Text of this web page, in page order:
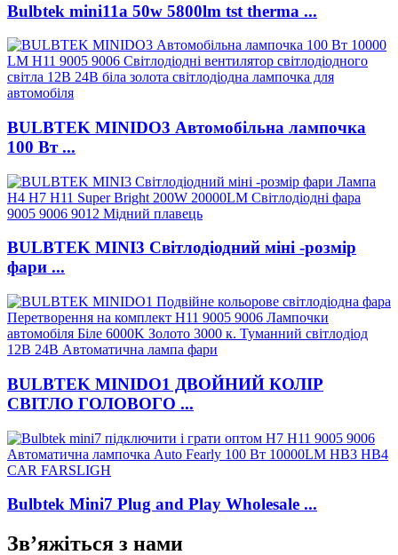
Bulbtek mini11a 50w 5800lm tst therma ...
BULBTEK MINIDO3 Автомобільна лампочка
100 Вт ...
BULBTEK MINI3 Світлодіодний міні -розмір
фари ...
BULBTEK MINIDO1 ДВОЙНИЙ КОЛІР
СВІТЛО ГОЛОВОГО ...
Bulbtek Mini7 Plug and Play Wholesale ...
Зв’яжіться з нами